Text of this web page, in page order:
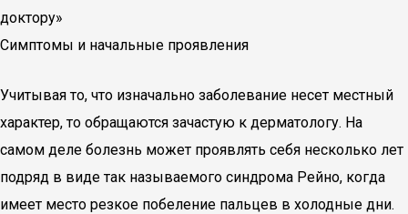
доктору»
Симптомы и начальные проявления
Учитывая то, что изначально заболевание несет местный
характер, то обращаются зачастую к дерматологу. На
самом деле болезнь может проявлять себя несколько лет
подряд в виде так называемого синдрома Рейно, когда
имеет место резкое побеление пальцев в холодные дни.